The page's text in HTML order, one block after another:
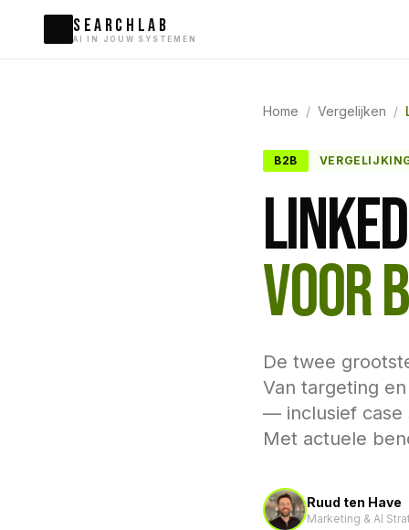
SEARCHLAB
AI IN JOUW SYSTEMEN
Home / Vergelijken /
B2B
VOOR
De twee
Van targeting
— inclusief case
Met actuele
Ruud ten Have
Marketing & AI